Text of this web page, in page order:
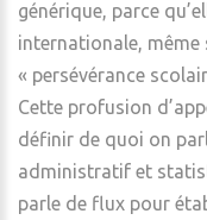
générique, parce
internationale, même
« persévérance
Cette profusion
définir de quoi on
administratif et
parle de flux pour